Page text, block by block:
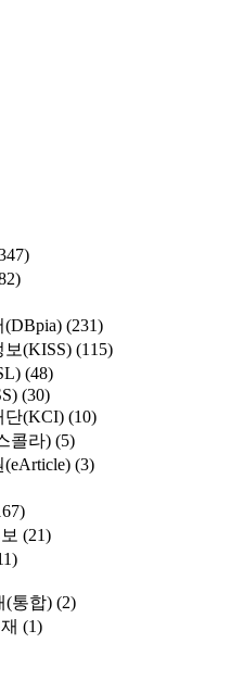
(DBpia) (231)
보(KISS) (115)
(48)
(30)
단(KCI) (10)
콜라) (5)
(3)
(21)
(통합) (2)
(1)